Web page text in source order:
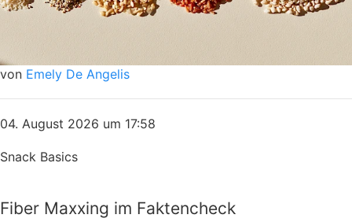
von Emely De Angelis
04. August 2026 um 17:58
Snack Basics
Fiber Maxxing im Faktencheck